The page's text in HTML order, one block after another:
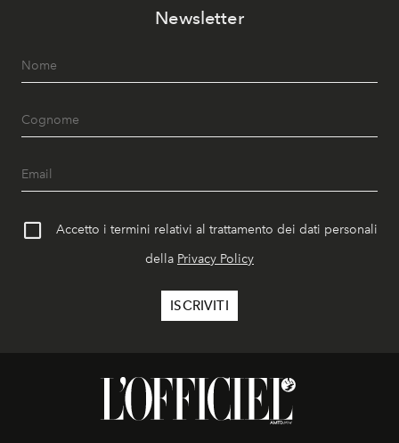
Newsletter
Accetto i termini relativi al trattamento dei dati personali
della Privacy Policy